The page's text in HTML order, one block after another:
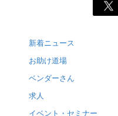
新着ニュース
お助け道場
ベンダーさん
求人
イベント・セミナー